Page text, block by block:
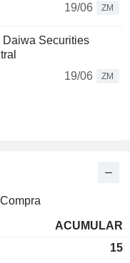
19/06
ZM
Daiwa Securities
19/06
ZM
Compra
ACUMULAR
15